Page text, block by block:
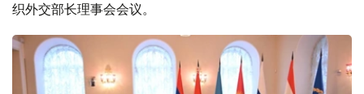
织外交部长理事会会议。